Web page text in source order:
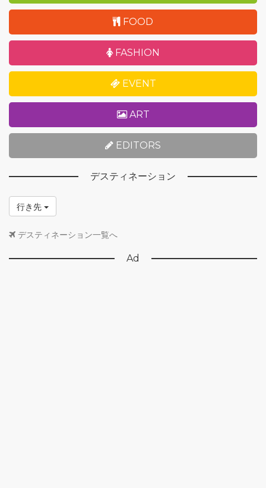
FOOD
FASHION
EVENT
ART
EDITORS
デスティネーション
行き先
デスティネーション一覧へ
Ad